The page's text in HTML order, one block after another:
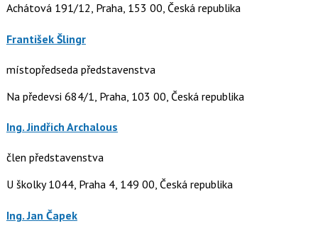
Achátová 191/12, Praha, 153 00, Česká republika
František Šlingr
místopředseda představenstva
Na předevsi 684/1, Praha, 103 00, Česká republika
Ing. Jindřich Archalous
člen představenstva
U školky 1044, Praha 4, 149 00, Česká republika
Ing. Jan Čapek